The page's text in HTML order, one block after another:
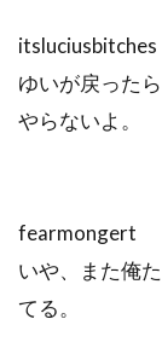
itsluciusbitches
ゆいが戻った
やらないよ。
fearmongert
いや、また俺
てる。